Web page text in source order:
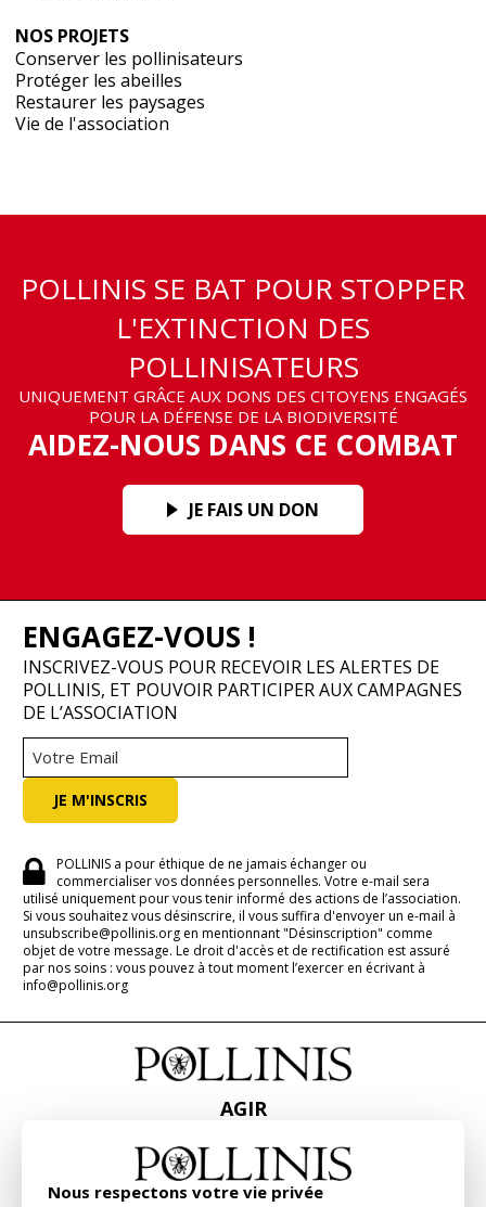
NOS PROJETS
Conserver les pollinisateurs
Protéger les abeilles
Restaurer les paysages
Vie de l'association
POLLINIS SE BAT POUR STOPPER
L'EXTINCTION DES
POLLINISATEURS
UNIQUEMENT GRÂCE AUX DONS DES CITOYENS ENGAGÉS
POUR LA DÉFENSE DE LA BIODIVERSITÉ
AIDEZ-NOUS DANS CE COMBAT
JE FAIS UN DON
ENGAGEZ-VOUS !
INSCRIVEZ-VOUS POUR RECEVOIR LES ALERTES DE
POLLINIS, ET POUVOIR PARTICIPER AUX CAMPAGNES
DE L’ASSOCIATION
POLLINIS a pour éthique de ne jamais échanger ou
commercialiser vos données personnelles. Votre e-mail sera
utilisé uniquement pour vous tenir informé des actions de l’association.
Si vous souhaitez vous désinscrire, il vous suffira d'envoyer un e-mail à
unsubscribe@pollinis.org en mentionnant "Désinscription" comme
objet de votre message. Le droit d'accès et de rectification est assuré
par nos soins : vous pouvez à tout moment l’exercer en écrivant à
info@pollinis.org
AGIR
CONTACT
PRESSE
Nous respectons votre vie privée